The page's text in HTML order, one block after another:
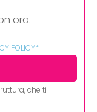
ora.
POLICY*
che ti